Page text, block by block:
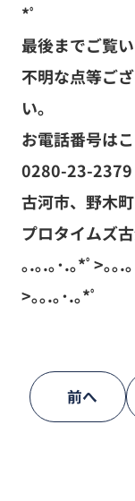
*ﾟ
最後までご覧
不明な点等ご
い。
お電話番号は
0280-23-2379
古河市、野木
プロタイムズ
｡.｡.｡･.｡*ﾟ>｡｡.
>｡｡.｡･.｡*ﾟ
前へ